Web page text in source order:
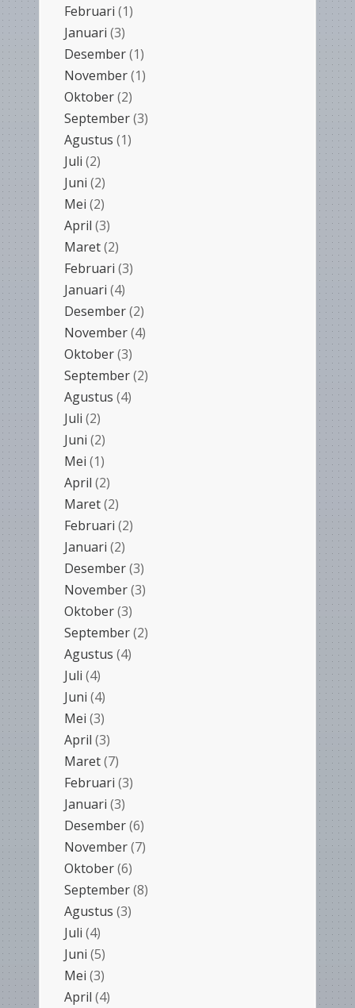
Februari (1)
Januari (3)
Desember(1)
November(1)
Oktober(2)
September(3)
Agustus (1)
Juli (2)
Juni (2)
Mei (2)
April (3)
Maret(2)
Februari (3)
Januari (4)
Desember(2)
November(4)
Oktober(3)
September(2)
Agustus (4)
Juli (2)
Juni (2)
Mei (1)
April (2)
Maret(2)
Februari (2)
Januari (2)
Desember(3)
November(3)
Oktober(3)
September(2)
Agustus (4)
Juli (4)
Juni (4)
Mei (3)
April (3)
Maret(7)
Februari (3)
Januari (3)
Desember(6)
November(7)
Oktober(6)
September(8)
Agustus (3)
Juli (4)
Juni (5)
Mei (3)
April (4)